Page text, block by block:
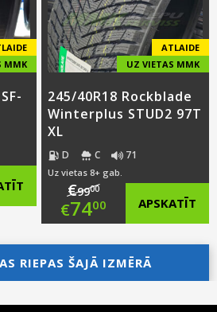
€69.00.
MMK
ATLAIDE
UZ VIETAS MMK
245/40R18 Rockblade
Winterplus STUD2 97T
XL
D C 71
Uz vietas 8+ gab.
€9900
Original
price
was:
€99.00.
€7400
Current
price
is:
APSKATĪT
RIEPAS ŠAJĀ IZMĒRĀ